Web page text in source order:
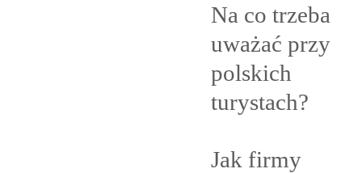
Na co trzeba
uważać przy
polskich
turystach?
Jak firmy